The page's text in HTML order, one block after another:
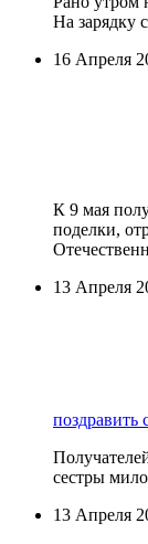
На зарядку
16 Апреля
К 9 мая
поделки,
13 Апреля
поздравить
сестры
13 Апреля